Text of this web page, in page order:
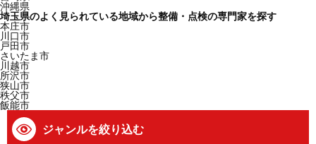
沖縄県
埼玉県のよく見られている地域から整備・点検の専門家を探す
本庄市
川口市
戸田市
さいたま市
川越市
所沢市
狭山市
秩父市
飯能市
ジャンルを絞り込む